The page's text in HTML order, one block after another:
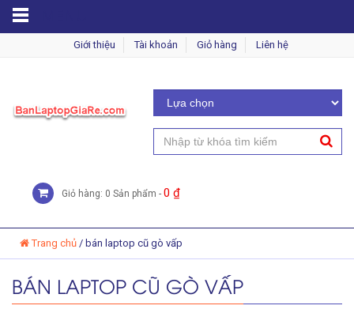
Giới thiệu Tài khoản Giỏ hàng Liên hệ
Giỏ hàng: 0 Sản phẩm - 0 ₫
Trang chủ / bán laptop cũ gò vấp
BÁN LAPTOP CŨ GÒ VẤP